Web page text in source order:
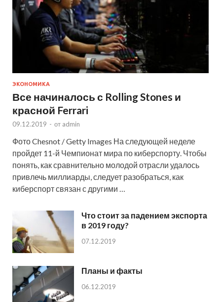
ЭКОНОМИКА
Все начиналось с Rolling Stones и
красной Ferrari
09.12.2019 - от admin
Фото Chesnot / Getty Images На следующей неделе
пройдет 11-й Чемпионат мира по киберспорту. Чтобы
понять, как сравнительно молодой отрасли удалось
привлечь миллиарды, следует разобраться, как
киберспорт связан с другими …
Что стоит за падением экспорта
в 2019 году?
07.12.2019
Планы и факты
06.12.2019